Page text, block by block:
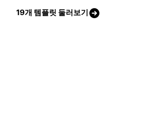
19개 템플릿 둘러보기